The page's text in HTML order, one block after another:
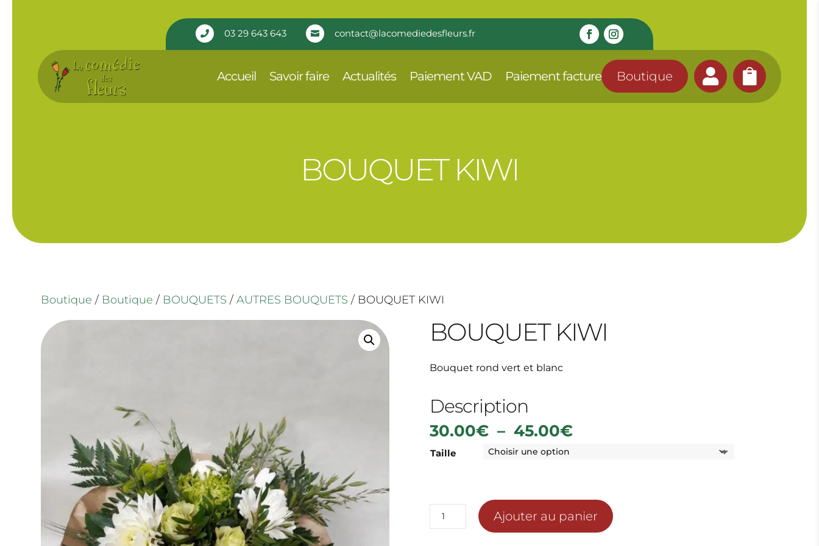
 03 29 643 643  contact@lacomediedesfleurs.fr
Accueil Savoir faire Actualités Paiement VAD Paiement facture Boutique  
BOUQUET KIWI
Boutique / Boutique / BOUQUETS /AUTRES BOUQUETS / BOUQUET KIWI
BOUQUET KIWI
Bouquet rond vert et blanc
Description
30.00€ – 45.00€Plage
45.00€
Taille
quantité
de
Ajouter au panier